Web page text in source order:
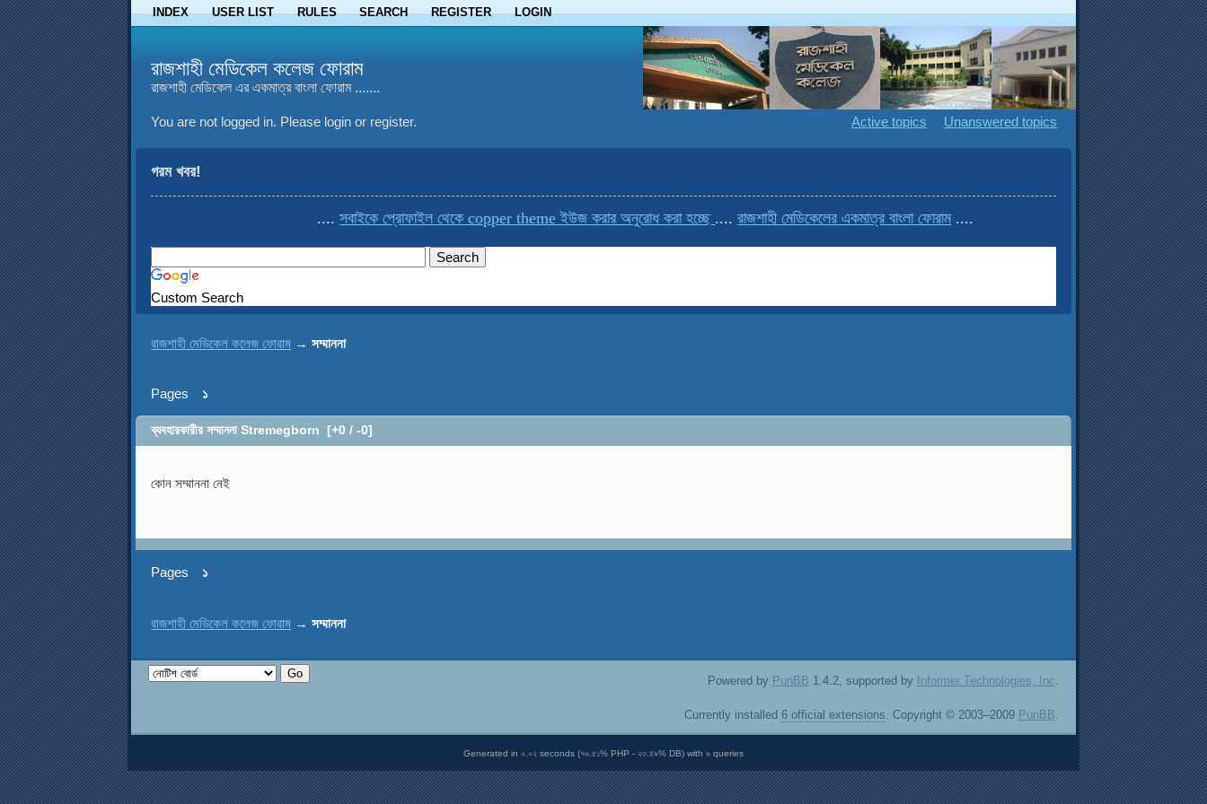
INDEX USER LIST RULES SEARCH REGISTER LOGIN
রাজশাহী মেডিকেল কলেজ ফোরাম
রাজশাহী মেডিকেল এর একমাত্র বাংলা ফোরাম .......
You are not logged in. Please login or register. Active topics Unanswered topics
গরম খবর!
....সবাইকে প্রোফাইল থেকে copper theme ইউজ করার অনুরোধ করা হচ্ছে....রাজশাহী মেডিকেলের একমাত্র বাংলা ফোরাম....
Custom Search
রাজশাহী মেডিকেল কলেজ ফোরাম →সম্মাননা
Pages ১
ব্যবহারকারীর সম্মাননা Stremegborn[+0 / -0]
কোন সম্মাননা নেই
Pages ১
রাজশাহী মেডিকেল কলেজ ফোরাম →সম্মাননা
Powered by PunBB 1.4.2, supported by Informer Technologies, Inc
Currently installed 6 official extensions. Copyright © 2003–2009 PunBB.
Generated in ০.০২ seconds (৭৬.৫১% PHP - ২৩.৪৯% DB) with ৯ queries